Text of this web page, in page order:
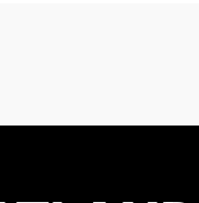
görüntülenemiyor.